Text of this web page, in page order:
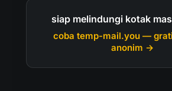
siap melindungi kotak
coba temp-mail.you —
anonim →